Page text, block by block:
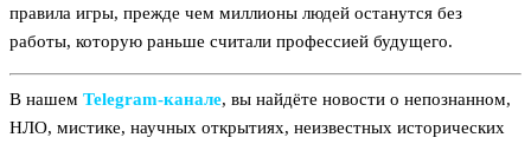
правила игры, прежде чем миллионы людей останутся без
работы, которую раньше считали профессией будущего.
В нашем Telegram‑канале, вы найдёте новости о непознанном,
НЛО, мистике, научных открытиях, неизвестных исторических